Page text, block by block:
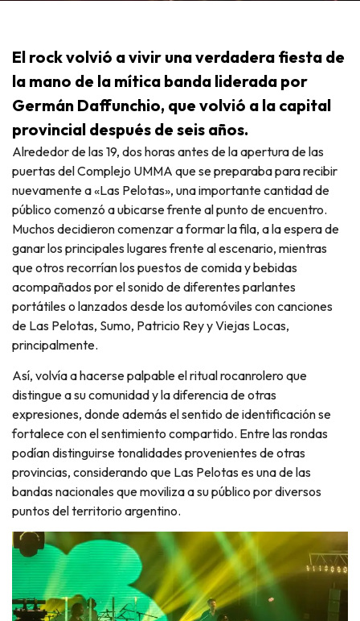
El rock volvió a vivir una verdadera fiesta de
la mano de la mítica banda liderada por
Germán Daffunchio, que volvió a la capital
provincial después de seis años.
Alrededor de las 19, dos horas antes de la apertura de las
puertas del Complejo UMMA que se preparaba para recibir
nuevamente a «Las Pelotas», una importante cantidad de
público comenzó a ubicarse frente al punto de encuentro.
Muchos decidieron comenzar a formar la fila, a la espera de
ganar los principales lugares frente al escenario, mientras
que otros recorrían los puestos de comida y bebidas
acompañados por el sonido de diferentes parlantes
portátiles o lanzados desde los automóviles con canciones
de Las Pelotas, Sumo, Patricio Rey y Viejas Locas,
principalmente.
Así, volvía a hacerse palpable el ritual rocanrolero que
distingue a su comunidad y la diferencia de otras
expresiones, donde además el sentido de identificación se
fortalece con el sentimiento compartido. Entre las rondas
podían distinguirse tonalidades provenientes de otras
provincias, considerando que Las Pelotas es una de las
bandas nacionales que moviliza a su público por diversos
puntos del territorio argentino.